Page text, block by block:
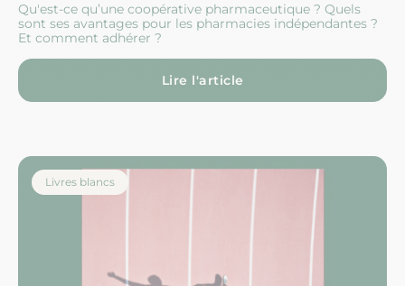
Qu'est-ce qu’une coopérative pharmaceutique ? Quels
sont ses avantages pour les pharmacies indépendantes ?
Et comment adhérer ?
Lire l'article
Livres blancs